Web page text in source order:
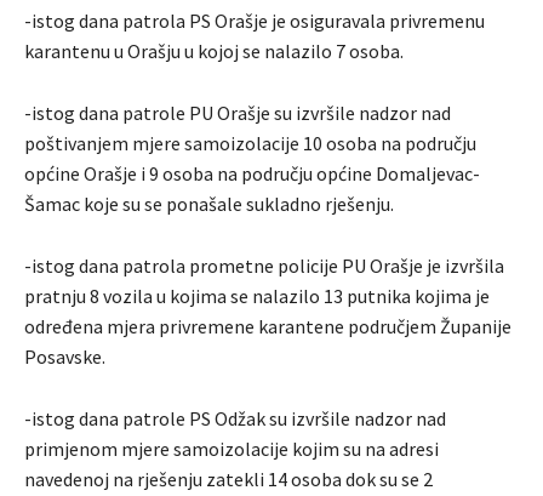
-istog dana patrola PS Orašje je osiguravala privremenu
karantenu u Orašju u kojoj se nalazilo 7 osoba.
-istog dana patrole PU Orašje su izvršile nadzor nad
poštivanjem mjere samoizolacije 10 osoba na području
općine Orašje i 9 osoba na području općine Domaljevac-
Šamac koje su se ponašale sukladno rješenju.
-istog dana patrola prometne policije PU Orašje je izvršila
pratnju 8 vozila u kojima se nalazilo 13 putnika kojima je
određena mjera privremene karantene područjem Županije
Posavske.
-istog dana patrole PS Odžak su izvršile nadzor nad
primjenom mjere samoizolacije kojim su na adresi
navedenoj na rješenju zatekli 14 osoba dok su se 2